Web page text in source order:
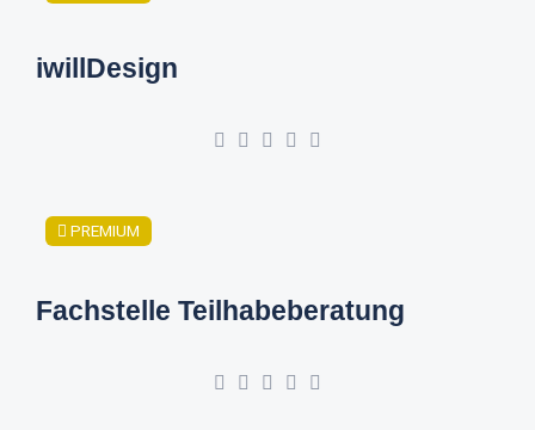
iwillDesign
PREMIUM
Fachstelle Teilhabeberatung